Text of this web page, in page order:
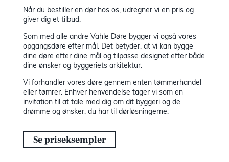
Når du bestiller en dør hos os, udregner vi en pris og
giver dig et tilbud.
Som med alle andre Vahle Døre bygger vi også vores
opgangsdøre efter mål. Det betyder, at vi kan bygge
dine døre efter dine mål og tilpasse designet efter både
dine ønsker og byggeriets arkitektur.
Vi forhandler vores døre gennem enten tømmerhandel
eller tømrer. Enhver henvendelse tager vi som en
invitation til at tale med dig om dit byggeri og de
drømme og ønsker, du har til dørløsningerne.
Se priseksempler